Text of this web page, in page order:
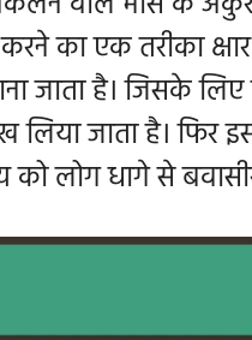
का एक तरीका
जाता है। जिसके
जाता है। फिर
को लोग धागे से